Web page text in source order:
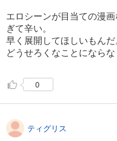
エロシーンが目当ての漫
ぎて辛い。
早く展開してほしいもんだ
どうせろくなことにならな
0
ティグリス